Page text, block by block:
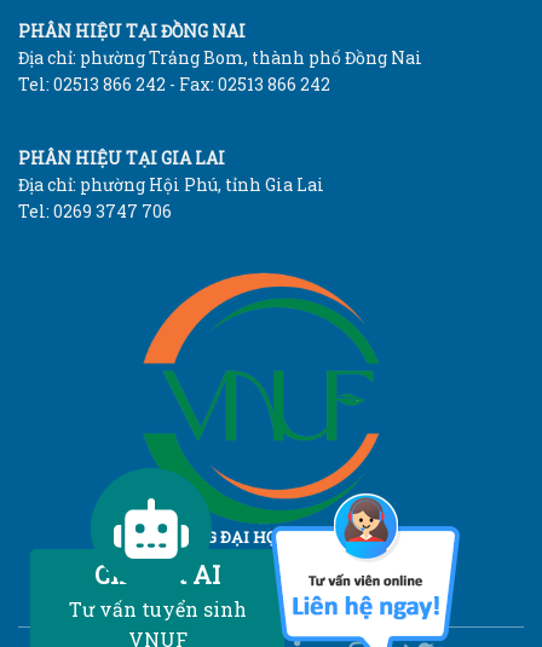
PHÂN HIỆU TẠI ĐỒNG NAI
Địa chỉ: phường Trảng Bom, thành phố Đồng Nai
Tel: 02513 866 242 - Fax: 02513 866 242
PHÂN HIỆU TẠI GIA LAI
Địa chỉ: phường Hội Phú, tỉnh Gia Lai
Tel: 0269 3747 706
TRƯỜNG ĐẠI HỌC LÂM NGHIỆP
Vietnam National University of Forestry
Chatbot AI
Tư vấn tuyển sinh
VNUF